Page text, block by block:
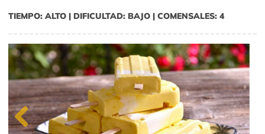
TIEMPO: ALTO | DIFICULTAD: BAJO | COMENSALES: 4